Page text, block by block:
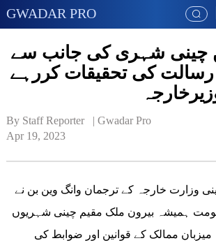
GWADAR PRO
چینی شہری کی جانب سے
رسالت کی تحقیقات کررہے
By Staff Reporter   | Gwadar Pro
Apr 19, 2023
وزارت خارجہ کے ترجمان وانگ وین بن نے
ہمیشہ بیرون ملک مقیم چینی شہریوں
ممالک کے قوانین اور ضوابط کی